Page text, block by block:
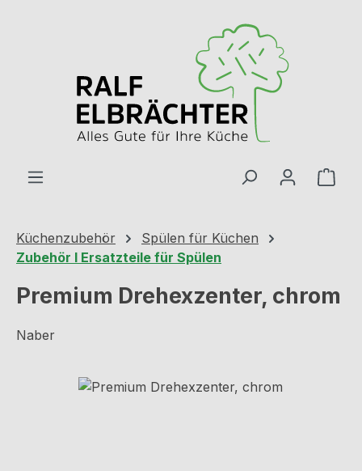
Küchenzubehör
Spülen für Küchen
Zubehör I Ersatzteile für Spülen
Premium Drehexzenter, chrom
Naber
Bildergalerie überspringen